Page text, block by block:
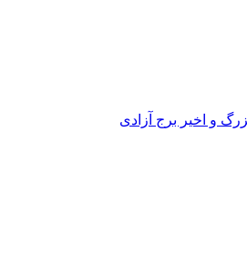
و اخیر برج آزادی